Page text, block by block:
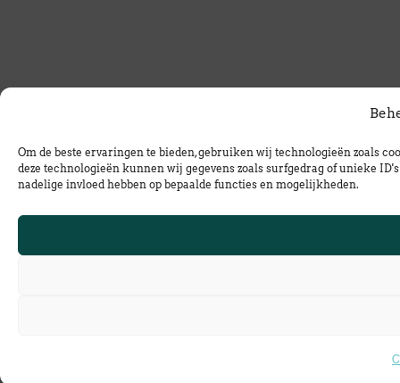
Om de beste ervaringen te bieden, gebruiken wij technologieën zoals
deze technologieën kunnen wij gegevens zoals surfgedrag of unieke
nadelige invloed hebben op bepaalde functies en mogelijkheden.